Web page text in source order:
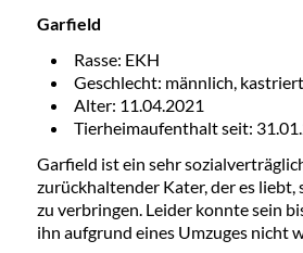
Garfield
Rasse: EKH
Geschlecht: männlich, kastriert
Alter: 11.04.2021
Tierheimaufenthalt seit:
Garfield ist ein sehr
zurückhaltender Kater, der es liebt,
zu verbringen. Leider konnte sein
ihn aufgrund eines Umzuges nicht